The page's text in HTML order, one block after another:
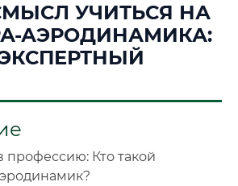
обучения "Авиастроение"
для увеличения и просмотра
УЧИТЬСЯ НА
АЭРОДИНАМИКА:
профессию: Кто такой